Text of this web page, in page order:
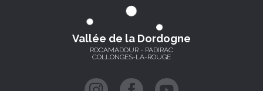
Vallée de la Dordogne
ROCAMADOUR - PADIRAC
COLLONGES-LA-ROUGE